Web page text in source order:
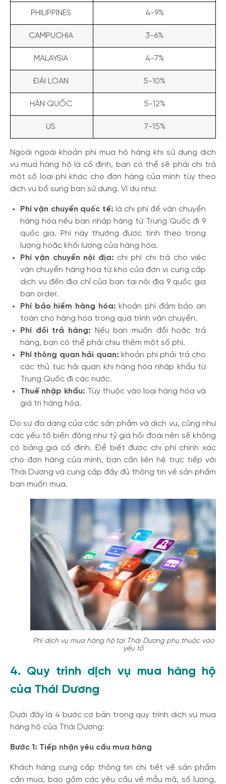
PHILIPPINES 4-9%
CAMPUCHIA 3-6%
MALAYSIA 4-7%
ĐÀI LOAN 5-10%
HÀN QUỐC 5-12%
US 7-15%
Ngoài ngoài khoản phí mua hộ hàng khi sử dụng dịch
vụ mua hàng hộ là cố định, bạn có thể sẽ phải chi trả
một số loại phí khác cho đơn hàng của mình tùy theo
dịch vụ bổ sung bạn sử dụng. Ví dụ như:
Phí vận chuyển quốc tế: là chi phí để vận chuyển
hàng hóa nếu bạn nhập hàng từ Trung Quốc đi 9
quốc gia. Phí này thường được tính theo trọng
lượng hoặc khối lượng của hàng hóa.
Phí vận chuyển nội địa: chi phí chi trả cho việc
vận chuyển hàng hóa từ kho của đơn vị cung cấp
dịch vụ đến địa chỉ của bạn tại nội địa 9 quốc gia
bạn order.
Phí bảo hiểm hàng hóa: khoản phí đảm bảo an
toàn cho hàng hóa trong quá trình vận chuyển.
Phí đổi trả hàng: Nếu bạn muốn đổi hoặc trả
hàng, bạn có thể phải chịu thêm một số phí.
Phí thông quan hải quan: khoản phí phải trả cho
các thủ tục hải quan khi hàng hóa nhập khẩu từ
Trung Quốc đi các nước.
Thuế nhập khẩu: Tùy thuộc vào loại hàng hóa và
giá trị hàng hóa.
Do sự đa dạng của các sản phẩm và dịch vụ, cũng như
các yếu tố biến động như tỷ giá hối đoái nên sẽ không
có bảng giá cố định. Để biết được chi phí chính xác
cho đơn hàng của mình, bạn cần liên hệ trực tiếp với
Thái Dương và cung cấp đầy đủ thông tin về sản phẩm
bạn muốn mua.
Phí dịch vụ mua hàng hộ tại Thái Dương phụ thuộc vào
yếu tố
4. Quy trình dịch vụ mua hàng hộ
của Thái Dương
Dưới đây là 4 bước cơ bản trong quy trình dịch vụ mua
hàng hộ của Thái Dương:
Bước 1: Tiếp nhận yêu cầu mua hàng
Khách hàng cung cấp thông tin chi tiết về sản phẩm
cần mua, bao gồm các yêu cầu về mẫu mã, số lượng,